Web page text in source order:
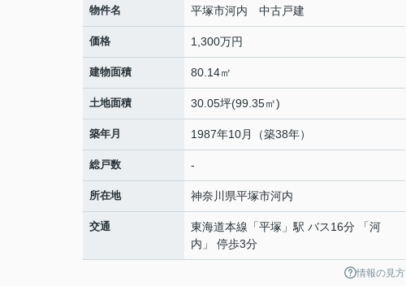
物件名 平塚市河内 中古戸建
価格 1,300万円
建物面積 80.14㎡
土地面積 30.05坪(99.35㎡)
築年月 1987年10月（築38年）
総戸数 -
所在地 神奈川県平塚市河内
交通 東海道本線 「平塚 」駅 バス16分 「河
内」 停歩3分
情報の見方